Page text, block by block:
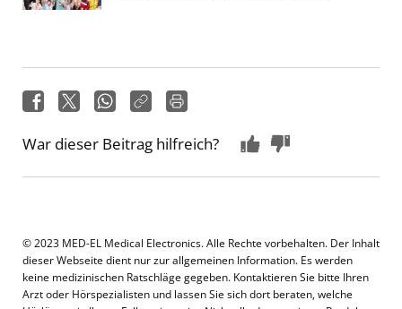
War dieser Beitrag hilfreich?
© 2023 MED-EL Medical Electronics. Alle Rechte vorbehalten. Der Inhalt
dieser Webseite dient nur zur allgemeinen Information. Es werden
keine medizinischen Ratschläge gegeben. Kontaktieren Sie bitte Ihren
Arzt oder Hörspezialisten und lassen Sie sich dort beraten, welche